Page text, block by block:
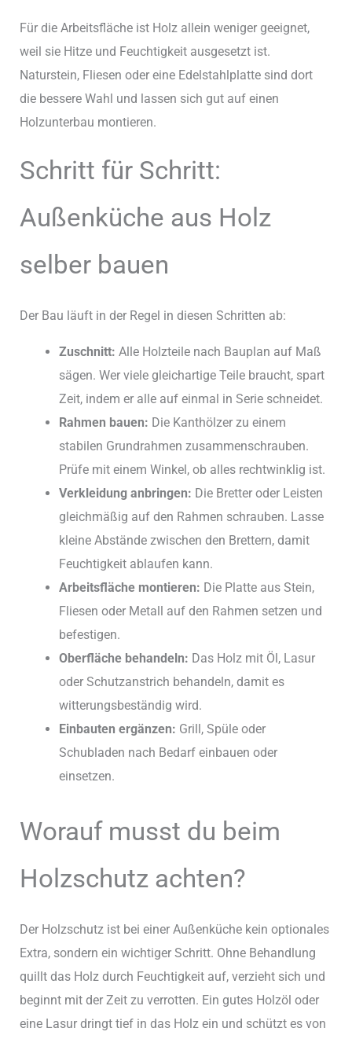
Für die Arbeitsfläche ist Holz allein weniger geeignet,
weil sie Hitze und Feuchtigkeit ausgesetzt ist.
Naturstein, Fliesen oder eine Edelstahlplatte sind dort
die bessere Wahl und lassen sich gut auf einen
Holzunterbau montieren.
Schritt für Schritt:
Außenküche aus Holz
selber bauen
Der Bau läuft in der Regel in diesen Schritten ab:
Zuschnitt: Alle Holzteile nach Bauplan auf Maß
sägen. Wer viele gleichartige Teile braucht, spart
Zeit, indem er alle auf einmal in Serie schneidet.
Rahmen bauen: Die Kanthölzer zu einem
stabilen Grundrahmen zusammenschrauben.
Prüfe mit einem Winkel, ob alles rechtwinklig ist.
Verkleidung anbringen: Die Bretter oder Leisten
gleichmäßig auf den Rahmen schrauben. Lasse
kleine Abstände zwischen den Brettern, damit
Feuchtigkeit ablaufen kann.
Arbeitsfläche montieren: Die Platte aus Stein,
Fliesen oder Metall auf den Rahmen setzen und
befestigen.
Oberfläche behandeln: Das Holz mit Öl, Lasur
oder Schutzanstrich behandeln, damit es
witterungsbeständig wird.
Einbauten ergänzen: Grill, Spüle oder
Schubladen nach Bedarf einbauen oder
einsetzen.
Worauf musst du beim
Holzschutz achten?
Der Holzschutz ist bei einer Außenküche kein optionales
Extra, sondern ein wichtiger Schritt. Ohne Behandlung
quillt das Holz durch Feuchtigkeit auf, verzieht sich und
beginnt mit der Zeit zu verrotten. Ein gutes Holzöl oder
eine Lasur dringt tief in das Holz ein und schützt es von